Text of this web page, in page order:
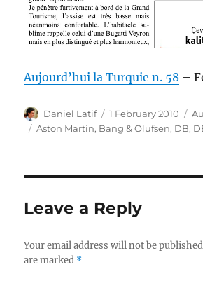
Aujourd’hui la Turquie n. 58 –
Author
Daniel Latif
Posted
on
1 February 2010
Tags
Aston Martin, Bang & Olufsen, DB,
Leave a Reply
Your email address will not be
are marked *